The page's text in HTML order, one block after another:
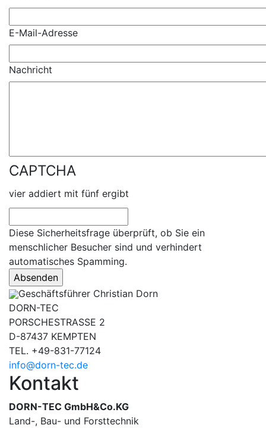
E-Mail-Adresse
Nachricht
CAPTCHA
vier addiert mit fünf ergibt
Diese Sicherheitsfrage überprüft, ob Sie ein
menschlicher Besucher sind und verhindert
automatisches Spamming.
Geschäftsführer Christian Dorn
DORN-TEC
PORSCHESTRASSE 2
D-87437 KEMPTEN
TEL. +49-831-77124
info@dorn-tec.de
Kontakt
DORN-TEC GmbH&Co.KG
Land-, Bau- und Forsttechnik